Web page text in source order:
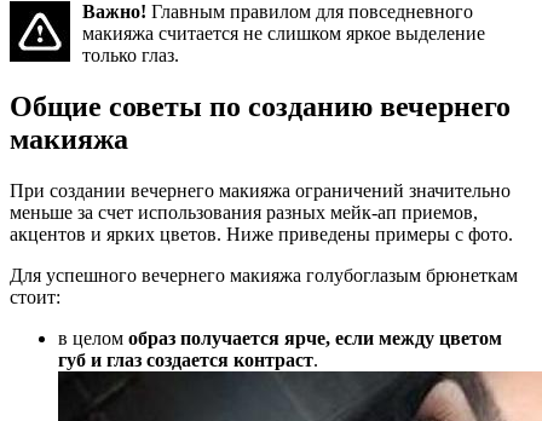
Важно! Главным правилом для повседневного
макияжа считается не слишком яркое выделение
только глаз.
Общие советы по созданию вечернего
макияжа
При создании вечернего макияжа ограничений значительно
меньше за счет использования разных мейк-ап приемов,
акцентов и ярких цветов. Ниже приведены примеры с фото.
Для успешного вечернего макияжа голубоглазым брюнеткам
стоит:
в целом образ получается ярче, если между цветом
губ и глаз создается контраст.